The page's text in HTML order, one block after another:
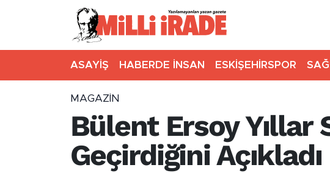
ASAYİŞ HABERDE İNSAN ESKİŞEHİRSPOR
MAGAZİN
Bülent Ersoy
Geçirdiğini Açıkladı